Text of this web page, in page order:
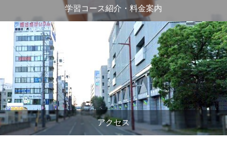
学習コース紹介・料金案内
アクセス